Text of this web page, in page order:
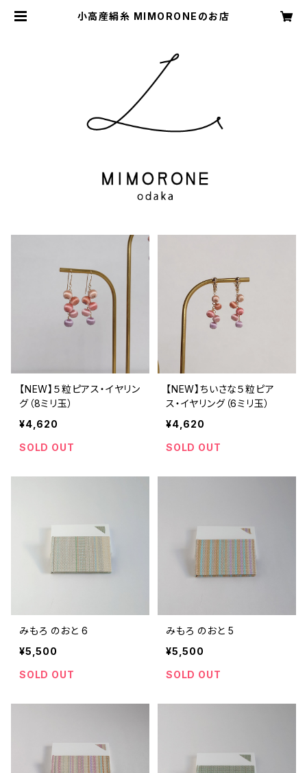
小高産絹糸 MIMORONEのお店
【NEW】５粒ピアス・イヤリン
グ（8ミリ玉）
¥4,620
SOLD OUT
【NEW】ちいさな５粒ピア
ス・イヤリング（6ミリ玉）
¥4,620
SOLD OUT
みもろ のおと 6
¥5,500
SOLD OUT
みもろ のおと 5
¥5,500
SOLD OUT